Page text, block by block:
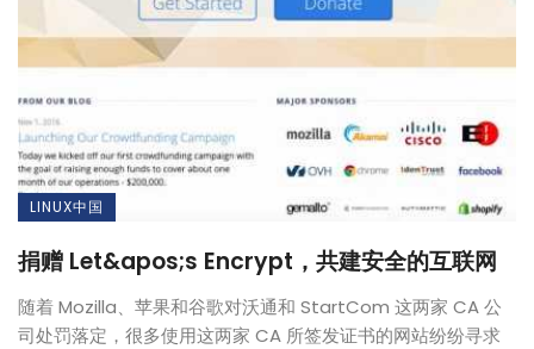
LINUX中国
捐赠 Let&apos;s Encrypt，共建安全的互联网
随着 Mozilla、苹果和谷歌对沃通和 StartCom 这两家 CA 公
司处罚落定，很多使用这两家 CA 所签发证书的网站纷纷寻求